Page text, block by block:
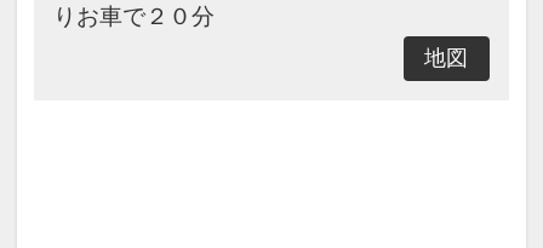
りお車で２０分
地図